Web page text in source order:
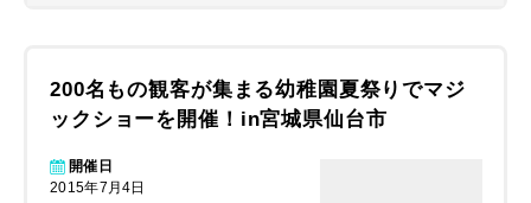
200名もの観客が集まる幼稚園夏祭りでマジ
ックショーを開催！in宮城県仙台市
開催日
2015年7月4日